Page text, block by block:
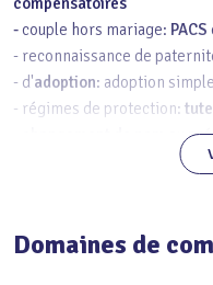
- couple hors mariage: PACS
- reconnaissance de
- d'adoption: adoption
- régimes de protection:
ou
Domaines de